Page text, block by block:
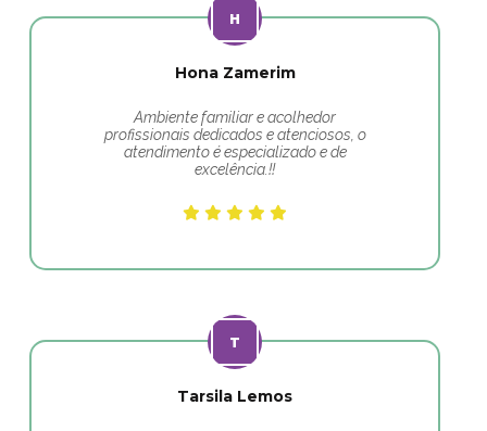
Hona Zamerim
Ambiente familiar e acolhedor
profissionais dedicados e atenciosos, o
atendimento é especializado e de
excelência.!!
Tarsila Lemos